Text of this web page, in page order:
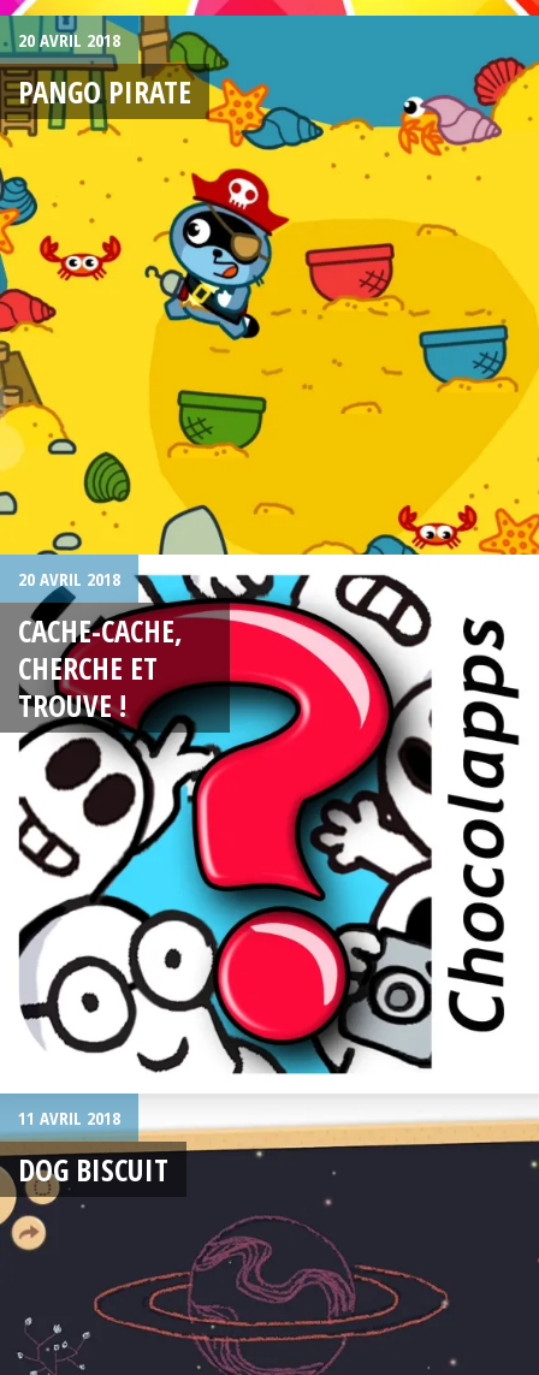
20 AVRIL 2018
PANGO PIRATE
20 AVRIL 2018
CACHE-CACHE,
CHERCHE ET
TROUVE !
11 AVRIL 2018
DOG BISCUIT